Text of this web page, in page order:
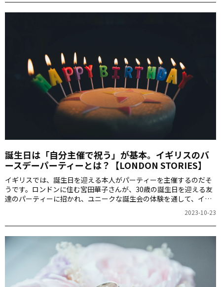
誕生日は「自分主催で祝う」が基本。イギリスのバ
ースデーパーティーとは？【LONDON STORIES】
イギリスでは、誕生日を迎える本人がパーティーを主催するのだそ
うです。ロンドンに住む宮田華子さんが、30歳の誕生日を迎える友
達のパーティーに招かれ、ユニークな誕生会の体験を通して、イギ
2023-10-23